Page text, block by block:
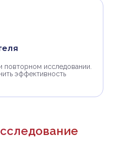
повторном исследовании.
эффективность